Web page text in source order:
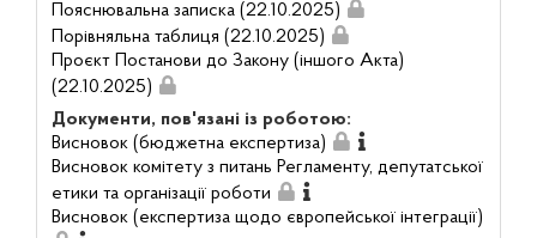
Пояснювальна записка (22.10.2025)
Порівняльна таблиця (22.10.2025)
Проєкт Постанови до Закону (іншого Акта)
(22.10.2025)
Документи, пов'язані із роботою:
Висновок (бюджетна експертиза)
Висновок комітету з питань Регламенту, депутатської
етики та організації роботи
Висновок (експертиза щодо європейської інтеграції)